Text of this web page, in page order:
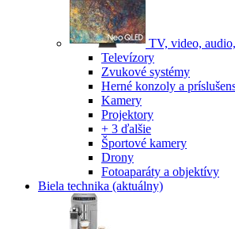
TV, video,
Televízory
Zvukové systémy
Herné konzoly a
Kamery
Projektory
+ 3 ďalšie
Športové kamery
Drony
Fotoaparáty a objektívy
Biela technika (aktuálny)